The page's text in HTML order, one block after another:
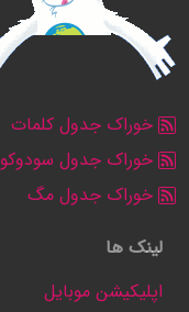
خوراک جدول کلمات
خوراک جدول سودوکو
خوراک جدول مگ
لینک ها
اپلیکیشن موبایل